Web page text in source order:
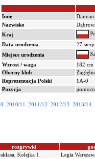
Imię
Damian
Nazwisko
Kraj
Data urodzenia
27
Miejsce urodzenia
Wzrost / waga
182 cm
Obecny klub
Reprezentacja Polski
1A-0
Pozycja
2010/11 2011/12 2012/13 2013/14
rozgrywki
Kolejka 1
Legia